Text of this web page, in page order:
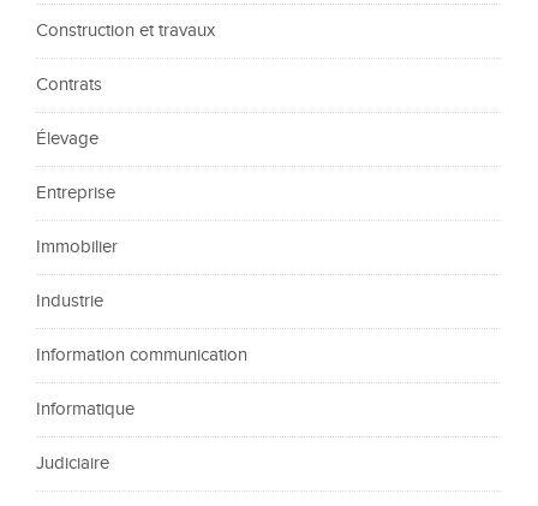
Construction et travaux
Contrats
Élevage
Entreprise
Immobilier
Industrie
Information communication
Informatique
Judiciaire